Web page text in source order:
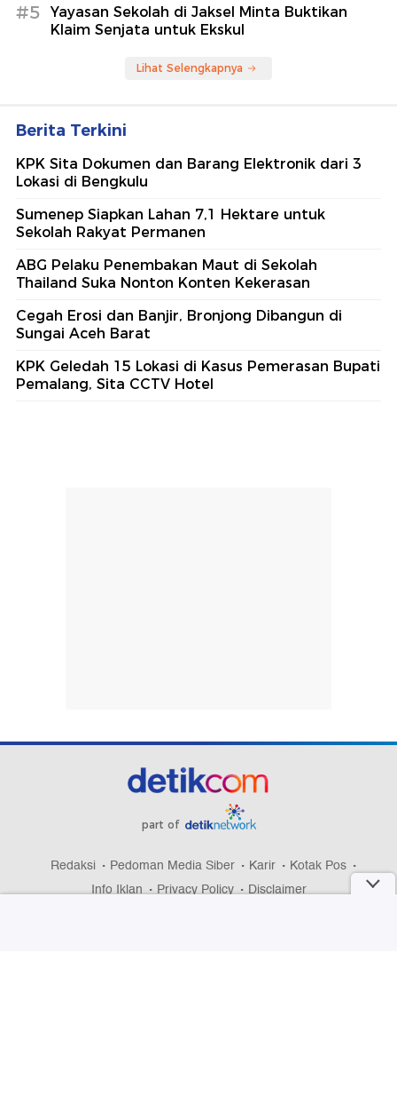
#5
Yayasan Sekolah di Jaksel Minta Buktikan
Klaim Senjata untuk Ekskul
Lihat Selengkapnya
Berita Terkini
KPK Sita Dokumen dan Barang Elektronik dari 3
Lokasi di Bengkulu
Sumenep Siapkan Lahan 7,1 Hektare untuk
Sekolah Rakyat Permanen
ABG Pelaku Penembakan Maut di Sekolah
Thailand Suka Nonton Konten Kekerasan
Cegah Erosi dan Banjir, Bronjong Dibangun di
Sungai Aceh Barat
KPK Geledah 15 Lokasi di Kasus Pemerasan Bupati
Pemalang, Sita CCTV Hotel
part of
Redaksi Pedoman Media Siber Karir
Kotak Pos
Info Iklan
Privacy Policy Disclaimer